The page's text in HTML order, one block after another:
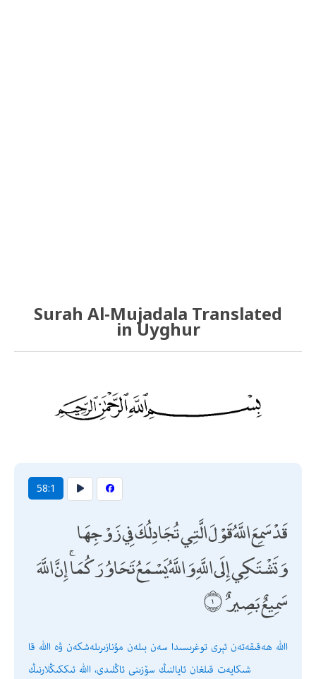
Surah Al-Mujadala Translated
in Uyghur
58:1
قَدْ سَمِعَ اللَّهُ قَوْلَ الَّتِي تُجَادِلُكَ فِي زَوْجِهَا
وَتَشْتَكِي إِلَى اللَّهِ وَاللَّهُ يَسْمَعُ تَحَاوُرَكُمَا ۚ إِنَّ اللَّهَ
سَمِيعٌ بَصِيرٌ
اﷲ ھەقىقەتەن ئېرى توغرىسىدا سەن بىلەن مۇنازىرىلەشكەن ۋە اﷲ قا
شىكايەت قىلغان ئايالنىڭ سۆزىنى ئاڭلىدى، اﷲ ئىككىڭلارنىڭ